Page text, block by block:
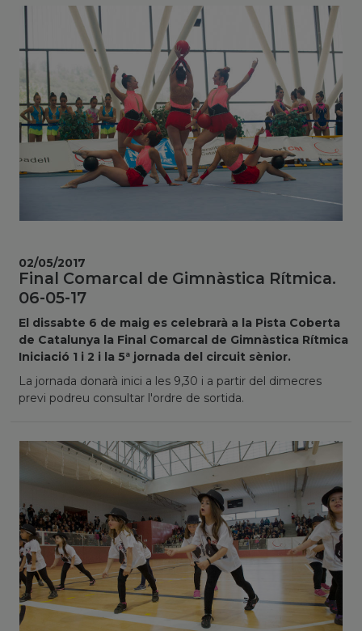
Final Comarcal de Gimnàstica Rítmica.
06-05-17
El dissabte 6 de maig es celebrarà a la Pista Coberta
de Catalunya la Final Comarcal de Gimnàstica Rítmica
Iniciació 1 i 2 i la 5ª jornada del circuit sènior.
La jornada donarà inici a les 9,30 i a partir del dimecres
previ podreu consultar l'ordre de sortida.
02/05/2017